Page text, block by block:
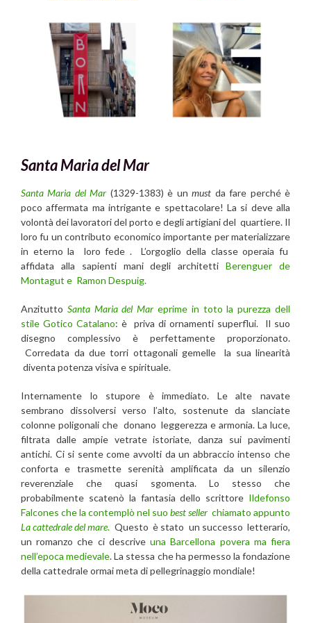
Santa Maria del Mar
Santa Maria del Mar (1329-1383) è unmust da fare perché è
poco affermata ma intrigante e spettacolare! La si deve alla
volontà dei lavoratori del porto e degli artigiani del quartiere. Il
loro fu un contributo economico importante per materializzare
in eterno la loro fede . L’orgoglio della classe operaia fu
affidata alla sapienti mani degli architettiBerenguer de
Montagut e Ramon Despuig.
Anzitutto Santa Maria del Mar eprime in toto la purezza dell
stile Gotico Catalano: è priva di ornamenti superflui. Il suo
disegno complessivo è perfettamente proporzionato.
Corredata da due torri ottagonali gemelle la sua linearità
diventa potenza visiva e spirituale.
Internamente lo stupore è immediato. Le alte navate
sembrano dissolversi verso l’alto, sostenute da slanciate
colonne poligonali che donano leggerezza e armonia. La luce,
filtrata dalle ampie vetrate istoriate, danza sui pavimenti
antichi. Ci si sente come avvolti da un abbraccio intenso che
conforta e trasmette serenità amplificata da un silenzio
reverenziale che quasi sgomenta. Lo stesso che
probabilmente scatenò la fantasia dello scrittore Ildefonso
Falcones che la contemplò nel suo best seller chiamato appunto
La cattedrale del mare. Questo è stato un successo letterario,
un romanzo che ci descriveuna Barcellona povera ma fiera
nell’epoca medievale. La stessa che ha permesso la fondazione
della cattedrale ormai meta di pellegrinaggio mondiale!